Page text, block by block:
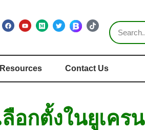
Resources Contact Us
ลือกตั้งในยูเครน